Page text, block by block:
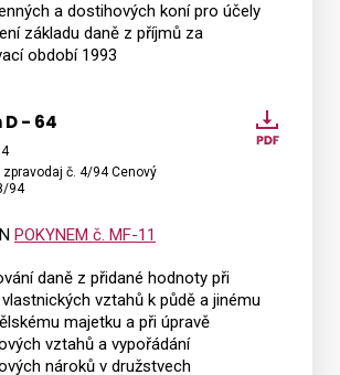
a dostihových koní pro účely
základu daně z příjmů za
období 1993
D - 64
zpravodaj č. 4/94 Cenový
94
POKYNEM č. MF-11
daně z přidané hodnoty při
vztahů k půdě a jinému
majetku a při úpravě
vztahů a vypořádání
nároků v družstvech